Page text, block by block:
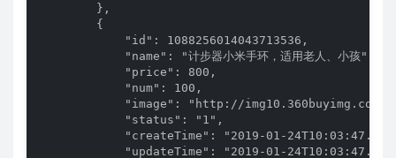
        },
        {
            "id": 1088256014043713536,
            "name": "计步器小米手环，适用老人、小孩",
            "price": 800,
            "num": 100,
"image": "http://
            "status": "1",
"createTime": "2019-01-
"updateTime": "2019-01-